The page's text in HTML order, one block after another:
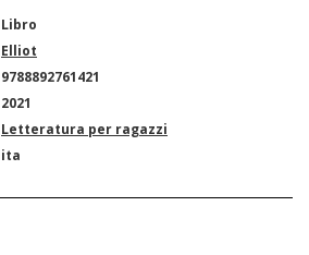
Libro
Elliot
9788892761421
2021
Letteratura per ragazzi
ita